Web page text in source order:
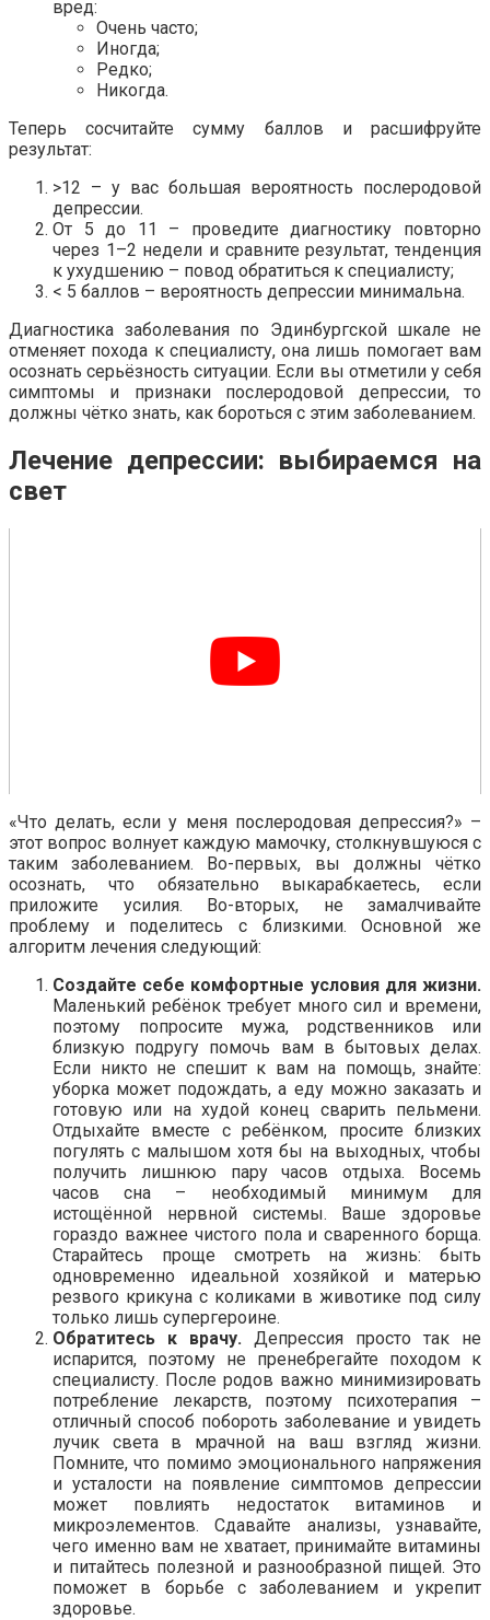
вред:
Очень часто;
Иногда;
Редко;
Никогда.
Теперь сосчитайте сумму баллов и расшифруйте
результат:
>12 – у вас большая вероятность послеродовой
депрессии.
От 5 до 11 – проведите диагностику повторно
через 1–2 недели и сравните результат, тенденция
к ухудшению – повод обратиться к специалисту;
< 5 баллов – вероятность депрессии минимальна.
Диагностика заболевания по Эдинбургской шкале не
отменяет похода к специалисту, она лишь помогает вам
осознать серьёзность ситуации. Если вы отметили у себя
симптомы и признаки послеродовой депрессии, то
должны чётко знать, как бороться с этим заболеванием.
Лечение депрессии: выбираемся на
свет
«Что делать, если у меня послеродовая депрессия?» –
этот вопрос волнует каждую мамочку, столкнувшуюся с
таким заболеванием. Во-первых, вы должны чётко
осознать, что обязательно выкарабкаетесь, если
приложите усилия. Во-вторых, не замалчивайте
проблему и поделитесь с близкими. Основной же
алгоритм лечения следующий:
Создайте себе комфортные условия для жизни.
Маленький ребёнок требует много сил и времени,
поэтому попросите мужа, родственников или
близкую подругу помочь вам в бытовых делах.
Если никто не спешит к вам на помощь, знайте:
уборка может подождать, а еду можно заказать и
готовую или на худой конец сварить пельмени.
Отдыхайте вместе с ребёнком, просите близких
погулять с малышом хотя бы на выходных, чтобы
получить лишнюю пару часов отдыха. Восемь
часов сна – необходимый минимум для
истощённой нервной системы. Ваше здоровье
гораздо важнее чистого пола и сваренного борща.
Старайтесь проще смотреть на жизнь: быть
одновременно идеальной хозяйкой и матерью
резвого крикуна с коликами в животике под силу
только лишь супергероине.
Обратитесь к врачу. Депрессия просто так не
испарится, поэтому не пренебрегайте походом к
специалисту. После родов важно минимизировать
потребление лекарств, поэтому психотерапия –
отличный способ побороть заболевание и увидеть
лучик света в мрачной на ваш взгляд жизни.
Помните, что помимо эмоционального напряжения
и усталости на появление симптомов депрессии
может повлиять недостаток витаминов и
микроэлементов. Сдавайте анализы, узнавайте,
чего именно вам не хватает, принимайте витамины
и питайтесь полезной и разнообразной пищей. Это
поможет в борьбе с заболеванием и укрепит
здоровье.